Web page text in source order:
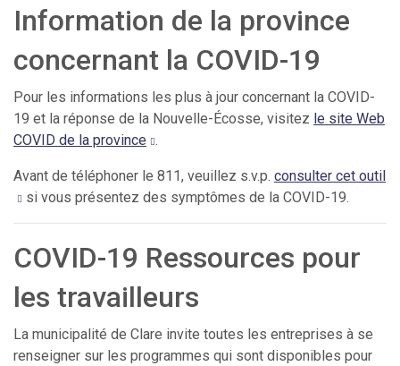
Information de la province
concernant la COVID-19
Pour les informations les plus à jour concernant la COVID-
19 et la réponse de la Nouvelle-Écosse, visitez le site Web
COVID de la province .
Avant de téléphoner le 811, veuillez s.v.p. consulter cet outil
si vous présentez des symptômes de la COVID-19.
COVID-19 Ressources pour
les travailleurs
La municipalité de Clare invite toutes les entreprises à se
renseigner sur les programmes qui sont disponibles pour